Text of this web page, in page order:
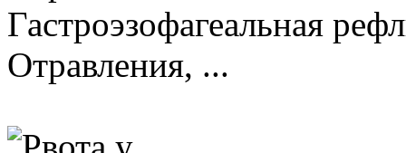
Гастроэзофагеальная
Отравления, ...